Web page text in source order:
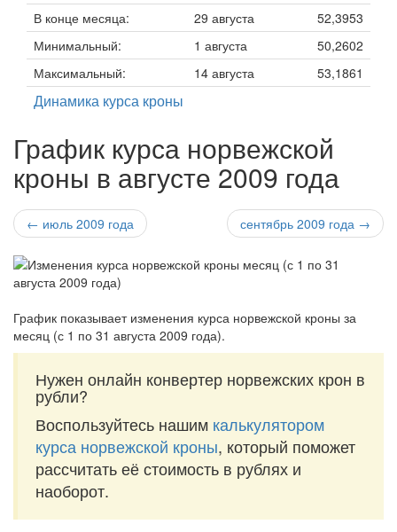
В конце месяца:
29 августа
52,3953
Минимальный:
1 августа
50,2602
Максимальный:
14 августа 53,1861
Динамика курса кроны
График курса норвежской
кроны в августе 2009 года
← июль 2009 года сентябрь 2009 года →
График показывает изменения курса норвежской кроны за
месяц (с 1 по 31 августа 2009 года).
Нужен онлайн конвертер норвежских крон в
рубли?
Воспользуйтесь нашим калькулятором
курса норвежской кроны, который поможет
рассчитать её стоимость в рублях и
наоборот.